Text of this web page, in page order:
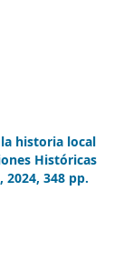
historia local
Históricas
348 pp.